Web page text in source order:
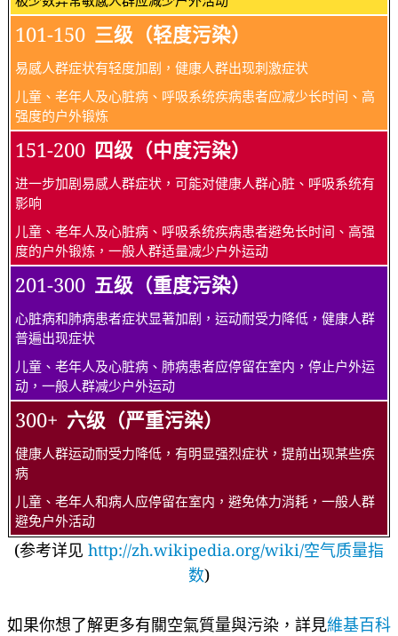
101-150 三级（轻度污染）
易感人群症状有轻度加剧，健康人群出现刺激症状
儿童、老年人及心脏病、呼吸系统疾病患者应减少长时间、高
强度的户外锻炼
151-200 四级（中度污染）
进一步加剧易感人群症状，可能对健康人群心脏、呼吸系统有
影响
儿童、老年人及心脏病、呼吸系统疾病患者避免长时间、高强
度的户外锻炼，一般人群适量减少户外运动
201-300 五级（重度污染）
心脏病和肺病患者症状显著加剧，运动耐受力降低，健康人群
普遍出现症状
儿童、老年人及心脏病、肺病患者应停留在室内，停止户外运
动，一般人群减少户外运动
300+ 六级（严重污染）
健康人群运动耐受力降低，有明显强烈症状，提前出现某些疾
病
儿童、老年人和病人应停留在室内，避免体力消耗，一般人群
避免户外活动
(参考详见 http://zh.wikipedia.org/wiki/空气质量指
数)
如果你想了解更多有關空氣質量與污染，詳見維基百科